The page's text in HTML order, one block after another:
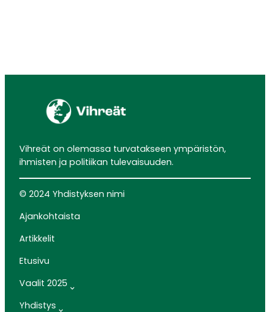
Vihreät on olemassa turvatakseen ympäristön,
ihmisten ja politiikan tulevaisuuden.
© 2024 Yhdistyksen nimi
Ajankohtaista
Artikkelit
Etusivu
Vaalit 2025
Yhdistys